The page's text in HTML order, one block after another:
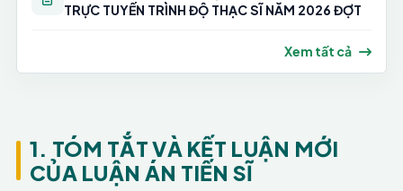
TRỰC TUYẾN TRÌNH ĐỘ THẠC SĨ NĂM 2026 ĐỢT
phố Hồ Chí Minh
17/07/2026
Xem tất cả
1. TÓM TẮT VÀ KẾT LUẬN MỚI
CỦA LUẬN ÁN TIẾN SĨ